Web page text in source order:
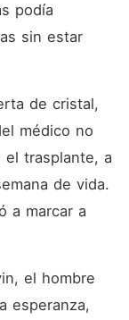
podía
sin estar
de cristal,
médico no
el trasplante, a
de vida.
a marcar a
el hombre
esperanza,